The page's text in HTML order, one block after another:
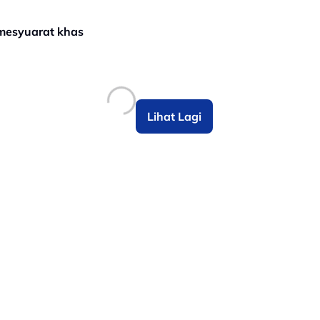
khas
Lihat Lagi